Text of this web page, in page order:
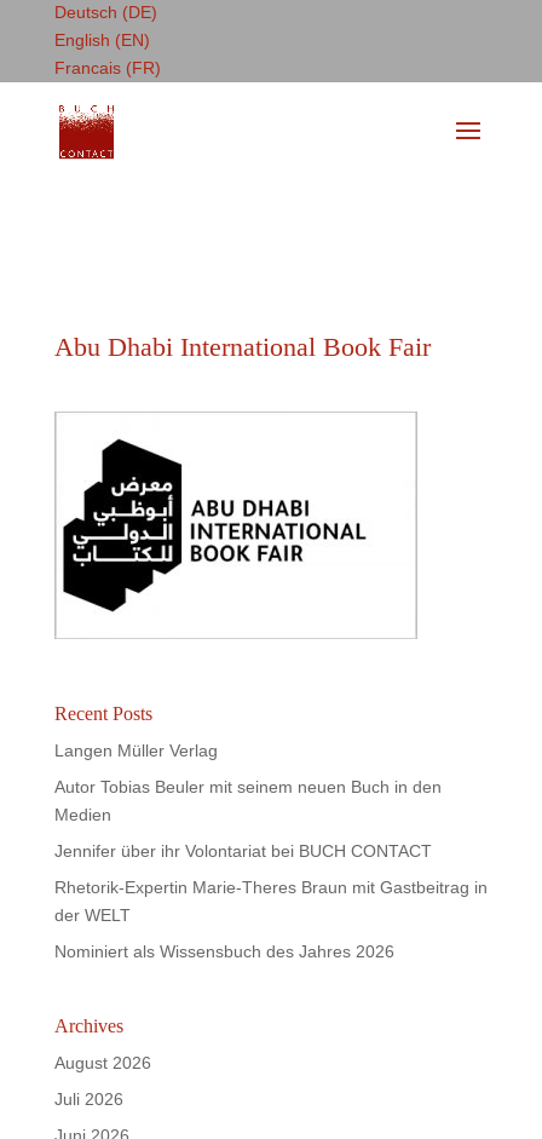
Deutsch (DE)
English (EN)
Francais (FR)
Abu Dhabi International Book Fair
Recent Posts
Langen Müller Verlag
Autor Tobias Beuler mit seinem neuen Buch in den
Medien
Jennifer über ihr Volontariat bei BUCH CONTACT
Rhetorik-Expertin Marie-Theres Braun mit Gastbeitrag in
der WELT
Nominiert als Wissensbuch des Jahres 2026
Archives
August 2026
Juli 2026